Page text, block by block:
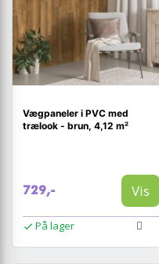
Vægpaneler i PVC med
trælook - brun, 4,12 m²
729,- Vis
På lager